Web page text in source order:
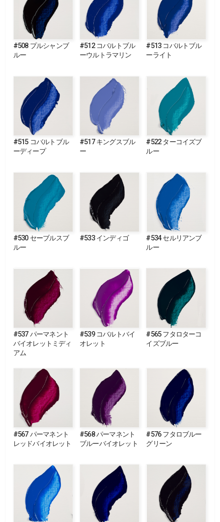
#508 プルシャンブ
ルー
#512 コバルトブル
ーウルトラマリン
#513 コバルトブル
ーライト
#515 コバルトブル
ーディープ
#517 キングスブル
ー
#522 ターコイズブ
ルー
#530 セーブルスブ
ルー
#533 インディゴ
#534 セルリアンブ
ルー
#537 パーマネント
バイオレットミディ
アム
#539 コバルトバイ
オレット
#565 フタロターコ
イズブルー
#567 パーマネント
レッドバイオレット
#568 パーマネント
ブルーバイオレット
#576 フタロブルー
グリーン